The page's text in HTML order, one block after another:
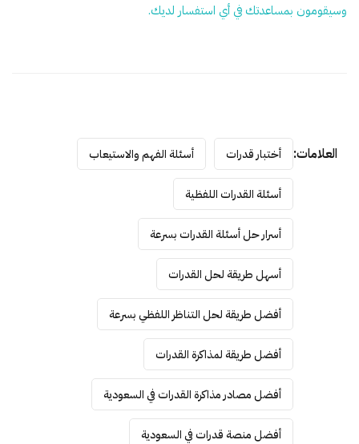
وسيقومون بمساعدتك في أي استفسار لديك.
العلامات: أختبار قدرات أسئلة الفهم والاستيعاب
أسئلة القدرات اللفظية
أسرار حل أسئلة القدرات بسرعة
أسهل طريقة لحل القدرات
أفضل طريقة لحل التناظر اللفظي بسرعة
أفضل طريقة لمذاكرة القدرات
أفضل مصادر مذاكرة القدرات في السعودية
أفضل منصة قدرات في السعودية